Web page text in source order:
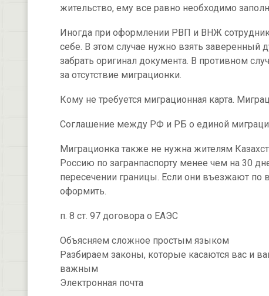
жительство, ему все равно необходимо
Иногда при оформлении РВП и ВНЖ
себе. В этом случае нужно взять заверенный
забрать оригинал документа. В противном
за отсутствие миграционки.
Кому не требуется миграционная карта.
Соглашение между РФ и РБ о единой
Миграционка также не нужна жителям
Россию по загранпаспорту менее чем на 30
пересечении границы. Если они въезжают по
оформить.
п. 8 ст. 97 договора о ЕАЭС
Объясняем сложное простым языком
Разбираем законы, которые касаются вас и
важным
Электронная почта